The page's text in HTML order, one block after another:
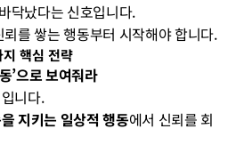
닥났다는 신호입니다.
를 쌓는 행동부터 시작해야 합니다.
핵심 전략
’으로 보여줘라
니다.
지키는 일상적 행동에서 신뢰를 회